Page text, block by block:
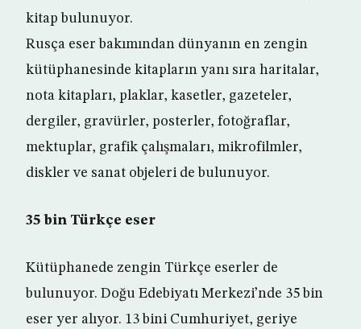
kitap bulunuyor.
Rusça eser bakımından dünyanın en zengin
kütüphanesinde kitapların yanı sıra haritalar,
nota kitapları, plaklar, kasetler, gazeteler,
dergiler, gravürler, posterler, fotoğraflar,
mektuplar, grafik çalışmaları, mikrofilmler,
diskler ve sanat objeleri de bulunuyor.
35 bin Türkçe eser
Kütüphanede zengin Türkçe eserler de
bulunuyor. Doğu Edebiyatı Merkezi’nde 35 bin
eser yer alıyor. 13 bini Cumhuriyet, geriye